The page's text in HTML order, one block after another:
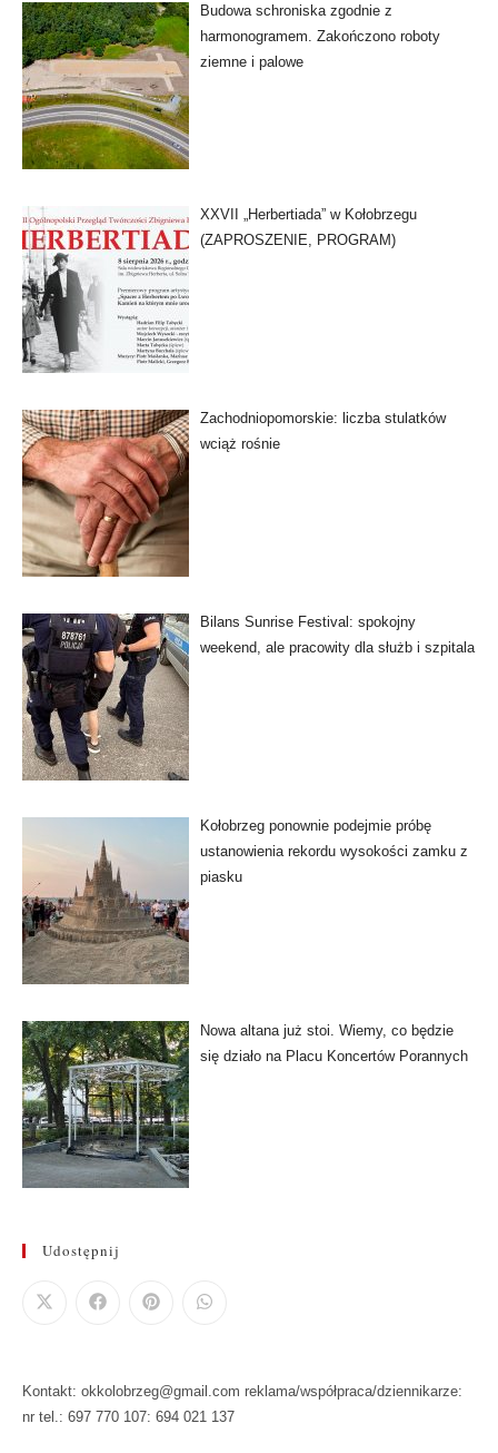
Budowa schroniska zgodnie z
harmonogramem. Zakończono roboty
ziemne i palowe
XXVII „Herbertiada” w Kołobrzegu
(ZAPROSZENIE, PROGRAM)
Zachodniopomorskie: liczba stulatków
wciąż rośnie
Bilans Sunrise Festival: spokojny
weekend, ale pracowity dla służb i szpitala
Kołobrzeg ponownie podejmie próbę
ustanowienia rekordu wysokości zamku z
piasku
Nowa altana już stoi. Wiemy, co będzie
się działo na Placu Koncertów Porannych
Udostępnij
Kontakt: okkolobrzeg@gmail.com reklama/współpraca/dziennikarze:
nr tel.: 697 770 107: 694 021 137